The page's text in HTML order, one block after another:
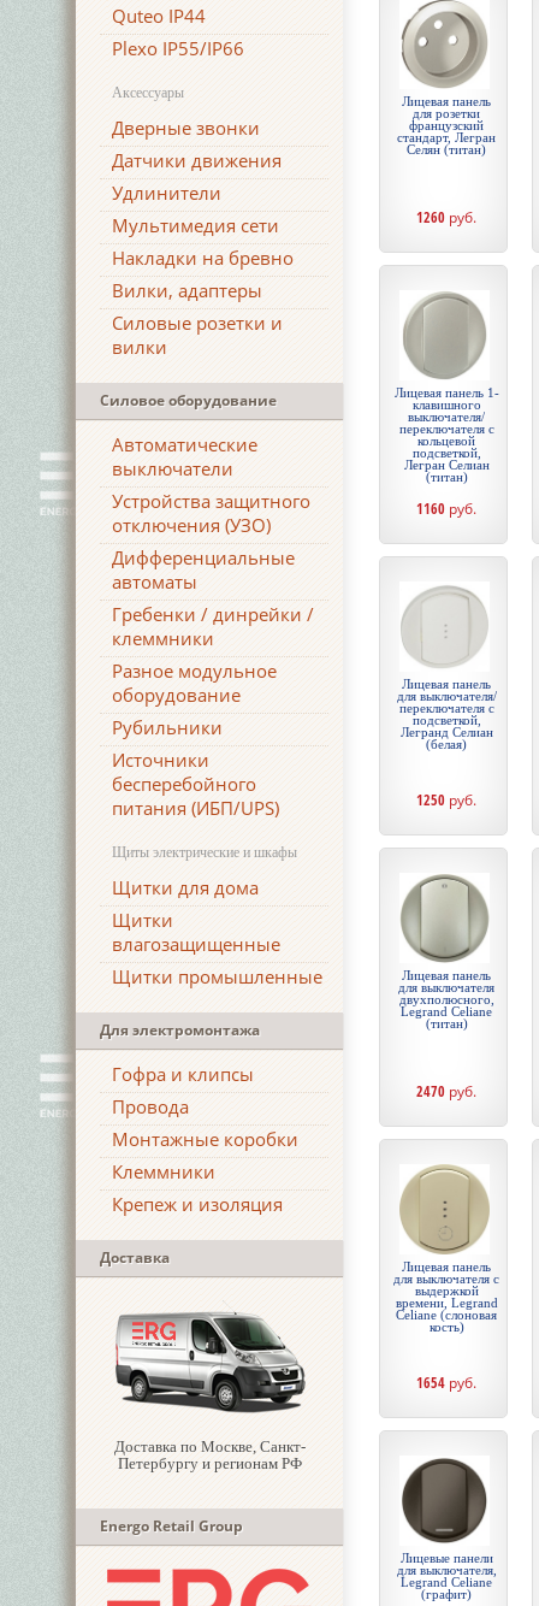
Quteo IP44
Plexo IP55/IP66
Аксессуары
Дверные звонки
Датчики движения
Удлинители
Мультимедия сети
Накладки на бревно
Вилки, адаптеры
Силовые розетки и
вилки
Силовое оборудование
Автоматические
выключатели
Устройства защитного
отключения (УЗО)
Дифференциальные
автоматы
Гребенки / динрейки /
клеммники
Разное модульное
оборудование
Рубильники
Источники
бесперебойного
питания (ИБП/UPS)
Щиты электрические и шкафы
Щитки для дома
Щитки
влагозащищенные
Щитки промышленные
Для электромонтажа
Гофра и клипсы
Провода
Монтажные коробки
Клеммники
Крепеж и изоляция
Доставка
Доставка по Москве, Санкт-
Петербургу и регионам РФ
Energo Retail Group
Лицевая панель
для розетки
французский
стандарт, Легран
Селян (титан)
1260 руб.
Лицевая панель 1-
клавишного
выключателя/
переключателя с
кольцевой
подсветкой,
Легран Селиан
(титан)
1160 руб.
Лицевая панель
для выключателя/
переключателя с
подсветкой,
Легранд Селиан
(белая)
1250 руб.
Лицевая панель
для выключателя
двухполюсного,
Legrand Celiane
(титан)
2470 руб.
Лицевая панель
для выключателя с
выдержкой
времени, Legrand
Celiane (слоновая
кость)
1654 руб.
Лицевые панели
для выключателя,
Legrand Celiane
(графит)